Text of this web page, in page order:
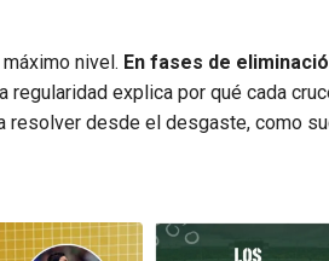
nivel. En fases de
regularidad explica por qué cada
desde el desgaste, como